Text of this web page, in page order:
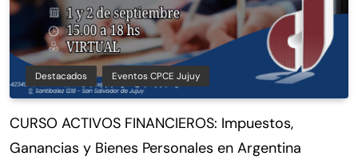
Destacados Eventos CPCE Jujuy
CURSO ACTIVOS FINANCIEROS: Impuestos,
Ganancias y Bienes Personales en Argentina